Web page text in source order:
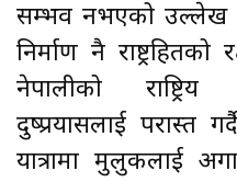
सम्भव नभएको उल्लेख
निर्माण नै
नेपालीको
दुष्प्रयासलाई परास्त
यात्रामा मुलुकलाई